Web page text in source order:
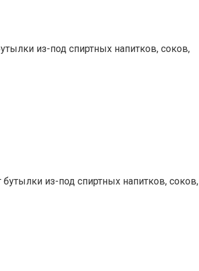
из-под спиртных напитков, соков,
из-под спиртных напитков, соков,